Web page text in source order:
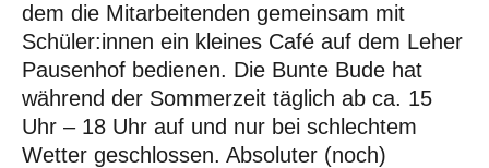
dem die Mitarbeitenden gemeinsam mit
Schüler:innen ein kleines Café auf dem Leher
Pausenhof bedienen. Die Bunte Bude hat
während der Sommerzeit täglich ab ca. 15
Uhr – 18 Uhr auf und nur bei schlechtem
Wetter geschlossen. Absoluter (noch)